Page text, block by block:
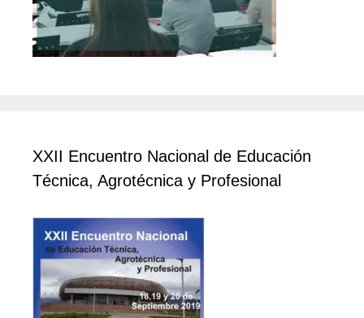
XXII Encuentro Nacional de Educación
Técnica, Agrotécnica y Profesional